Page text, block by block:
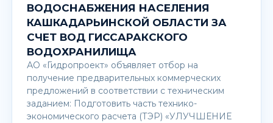
ВОДОСНАБЖЕНИЯ НАСЕЛЕНИЯ
КАШКАДАРЬИНСКОЙ ОБЛАСТИ ЗА
СЧЕТ ВОД ГИССАРАКСКОГО
ВОДОХРАНИЛИЩА
АО «Гидропроект» объявляет отбор на
получение предварительных коммерческих
предложений в соответствии с техническим
заданием: Подготовить часть технико-
экономического расчета (ТЭР) «УЛУЧШЕНИЕ